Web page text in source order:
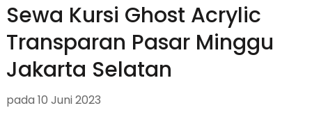
Sewa Kursi Ghost Acrylic
Transparan Pasar Minggu
Jakarta Selatan
pada 10 Juni 2023